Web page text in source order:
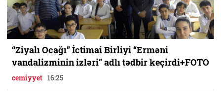
“Ziyalı Ocağı” İctimai Birliyi “Erməni
vandalizminin izləri” adlı tədbir keçirdi+FOTO
cemiyyet 16:25